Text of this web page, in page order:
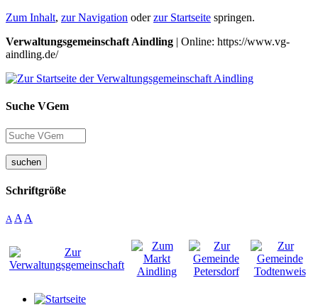
Zum Inhalt, zur Navigation oderzur Startseite springen.
Verwaltungsgemeinschaft Aindling | Online: https://www.vg-
aindling.de/
Suche VGem
suchen
Schriftgröße
A A A